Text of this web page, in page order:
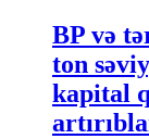
BP və
ton
kapital